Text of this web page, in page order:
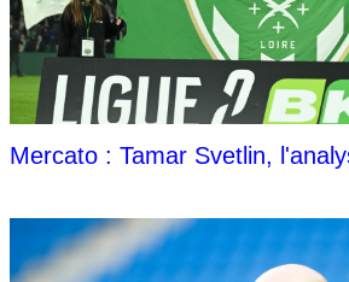
Mercato : Tamar Svetlin,